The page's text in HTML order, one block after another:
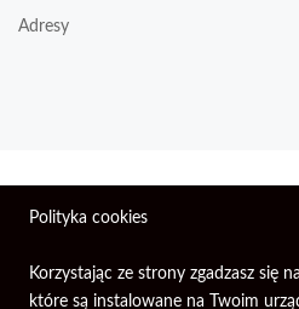
Adresy
Wszelkie prawa zastrzeżone © 2026 |
Polityka cookies
Korzystając ze strony zgadzasz się
które są instalowane na Twoim